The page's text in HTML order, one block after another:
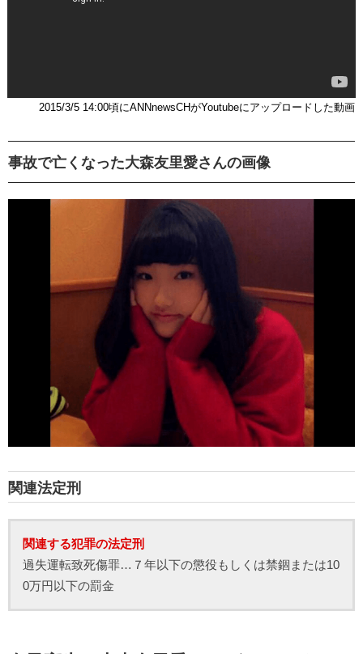
2015/3/5 14:00頃にANNnewsCHがYoutubeにアップロードした動画
事故で亡くなった大森友里愛さんの画像
関連法定刑
関連する犯罪の法定刑
過失運転致死傷罪…７年以下の懲役もしくは禁錮または10
0万円以下の罰金